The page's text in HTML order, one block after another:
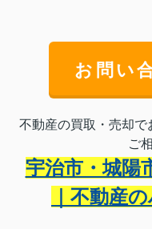
お問い
不動産の買取・売却で
ご
宇治市・城陽
｜不動産